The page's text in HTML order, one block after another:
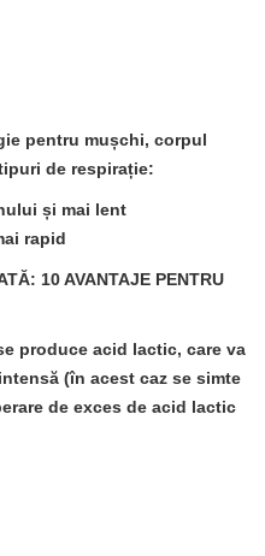
pentru mușchi, corpul
de respirație:
și mai lent
rapid
10 AVANTAJE PENTRU
produce acid lactic, care va
(în acest caz se simte
de exces de acid lactic